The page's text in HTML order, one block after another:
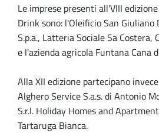
Le imprese presenti all'VIII
Drink sono: l'Oleificio San Giuliano
S.p.a., Latteria Sociale Sa Costera,
e l'azienda agricola Funtana Cana
Alla XII edizione partecipano
Alghero Service S.a.s. di Antonio
S.r.l. Holiday Homes and
Tartaruga Bianca.